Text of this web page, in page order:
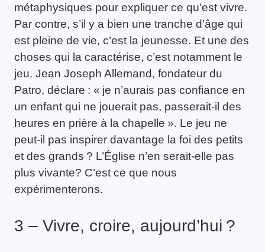
métaphysiques pour expliquer ce qu’est vivre.
Par contre, s’il y a bien une tranche d’âge qui
est pleine de vie, c’est la jeunesse. Et une des
choses qui la caractérise, c’est notamment le
jeu. Jean Joseph Allemand, fondateur du
Patro, déclare : « je n’aurais pas confiance en
un enfant qui ne jouerait pas, passerait-il des
heures en prière à la chapelle ». Le jeu ne
peut-il pas inspirer davantage la foi des petits
et des grands ? L’Église n’en serait-elle pas
plus vivante? C’est ce que nous
expérimenterons.
3 – Vivre, croire, aujourd’hui ?